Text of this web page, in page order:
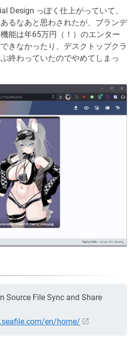
Design っぽく仕上がっていて、
るなあと思わされたが、ブランデ
能は年65万円（！）のエンター
きなかったり、デスクトップクラ
終わっていたのでやめてしまっ
Source File Sync and Share
en/home/